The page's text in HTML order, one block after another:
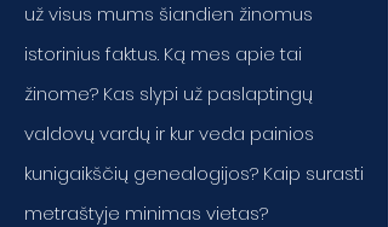
už visus mums šiandien žinomus
istorinius faktus. Ką mes apie tai
žinome? Kas slypi už paslaptingų
valdovų vardų ir kur veda painios
kunigaikščių genealogijos? Kaip surasti
metraštyje minimas vietas?